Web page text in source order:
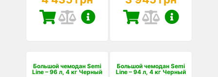
Большой чемодан Semi
Line – 96 л, 4 кг Черный
Большой чемодан Semi
Line – 94 л, 4 кг Черный